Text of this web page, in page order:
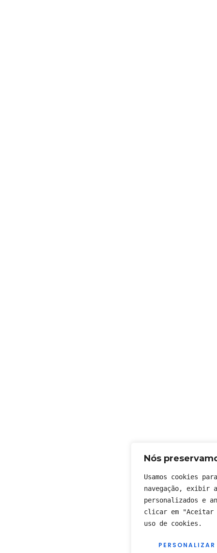
Nós
Usamos cookies
navegação, exibir
personalizados e
clicar em "Aceitar
uso de cookies.
PERSONALIZAR